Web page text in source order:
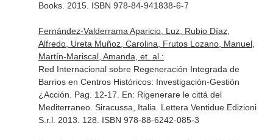
Books. 2015. ISBN 978-84-941838-6-7
Fernández-Valderrama Aparicio, Luz, Rubio Díaz,
Alfredo, Ureta Muñoz, Carolina, Frutos Lozano, Manuel,
Martín-Mariscal, Amanda, et. al.:
Red Internacional sobre Regeneración Integrada de
Barrios en Centros Históricos: Investigación-Gestión
¿Acción. Pag. 12-17. En: Rigenerare le cittá del
Mediterraneo. Siracussa, Italia. Lettera Ventidue Edizioni
S.r.l. 2013. 128. ISBN 978-88-6242-085-3